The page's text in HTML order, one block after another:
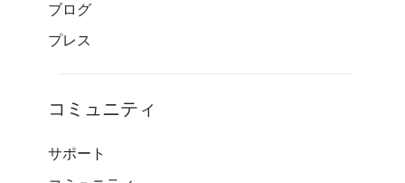
ブログ
プレス
コミュニティ
サポート